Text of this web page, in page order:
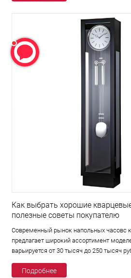
Как выбрать хорошие
полезные советы покупателю
Современный рынок напольных
предлагает широкий ассортимент
варьируется от 30 тысяч до 250 тысяч
Подробнее